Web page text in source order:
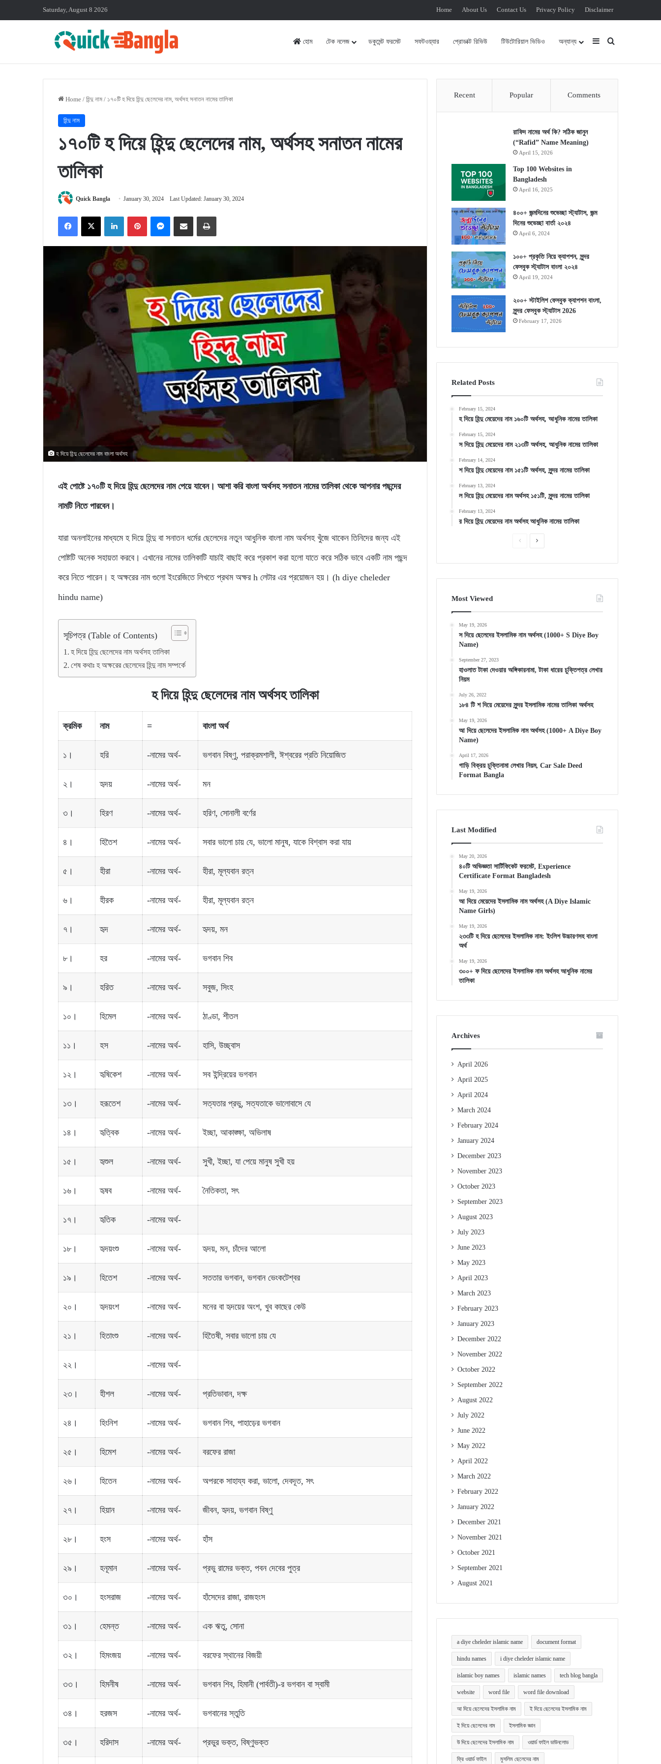
Saturday, August 8 2026 Home About Us Contact Us Privacy Policy Disclaimer
হোম টেক নলেজ ডকুমেন্ট ফরমেট সফটওয়্যার প্রোডাক্ট রিভিউ টিউটোরিয়াল ভিডিও অন্যান্য Sidebar
Home / হিন্দু নাম / ১৭০টি হ দিয়ে হিন্দু ছেলেদের নাম, অর্থসহ সনাতন নামের তালিকা
হিন্দু নাম
১৭০টি হ দিয়ে হিন্দু ছেলেদের নাম, অর্থসহ সনাতন নামের
তালিকা
Quick Bangla January 30, 2024 Last Updated: January 30, 2024
FacebookX LinkedInPinterestMessengerShare via Email Print
হ দিয়ে হিন্দু ছেলেদের নাম বাংলা অর্থসহ
এই পোষ্টে ১৭০টি হ দিয়ে হিন্দু ছেলেদের নাম পেয়ে যাবেন। আশা করি বাংলা অর্থসহ সনাতন নামের তালিকা থেকে আপনার পছন্দের
নামটি নিতে পারবেন।
যারা অনলাইনের মাধ্যমে হ দিয়ে হিন্দু বা সনাতন ধর্মের ছেলেদের নতুন আধুনিক বাংলা নাম অর্থসহ খুঁজে থাকেন তিনিদের জন্য এই
পোষ্টটি অনেক সহায়তা করবে। এখানের নামের তালিকাটি যাচাই বাছাই করে প্রকাশ করা হলো যাতে করে সঠিক ভাবে একটি নাম পছন্দ
করে নিতে পারেন। হ অক্ষরের নাম গুলো ইংরেজিতে লিখতে প্রথম অক্ষর h লেটার এর প্রয়োজন হয়। (h diye cheleder
hindu name)
সূচিপত্র (Table of Contents)
হ দিয়ে হিন্দু ছেলেদের নাম অর্থসহ তালিকা
শেষ কথাঃ হ অক্ষরের ছেলেদের হিন্দু নাম সম্পর্কে
হ দিয়ে হিন্দু ছেলেদের নাম অর্থসহ তালিকা
ক্রমিক নাম = বাংলাঅর্থ
১। হরি -নামের অর্থ- ভগবান বিষ্ণু, পরাক্রমশালী, ঈশ্বরের প্রতি নিয়োজিত
২। হৃদয় -নামের অর্থ- মন
৩। হিরণ -নামের অর্থ- হরিণ, সোনালী বর্ণের
৪। হিতৈশ -নামের অর্থ- সবার ভালো চায় যে, ভালো মানুষ, যাকে বিশ্বাস করা যায়
৫। হীরা -নামের অর্থ- হীরা, মূল্যবান রত্ন
৬। হীরক -নামের অর্থ- হীরা, মূল্যবান রত্ন
৭। হৃদ -নামের অর্থ- হৃদয়, মন
৮। হর -নামের অর্থ- ভগবান শিব
৯। হরিত -নামের অর্থ- সবুজ, সিংহ
১০। হিমেল -নামের অর্থ- ঠাণ্ডা, শীতল
১১। হস -নামের অর্থ- হাসি, উচ্ছ্বাস
১২। হৃষিকেশ -নামের অর্থ- সব ইন্দ্রিয়ের ভগবান
১৩। হরূতেশ -নামের অর্থ- সত্যতার প্রভু, সত্যতাকে ভালোবাসে যে
১৪। হৃত্বিক -নামের অর্থ- ইচ্ছা, আকাঙ্ক্ষা, অভিলাষ
১৫। হৃশুল -নামের অর্থ- সুখী, ইচ্ছা, যা পেয়ে মানুষ সুখী হয়
১৬। হৃষব -নামের অর্থ- নৈতিকতা, সৎ
১৭। হৃতিক -নামের অর্থ-
১৮। হৃদয়ংশু -নামের অর্থ- হৃদয়, মন, চাঁদের আলো
১৯। হিতেশ -নামের অর্থ- সততার ভগবান, ভগবান ভেংকটেশ্বর
২০। হৃদয়ংশ -নামের অর্থ- মনের বা হৃদয়ের অংশ, খুব কাছের কেউ
২১। হিতাংশু -নামের অর্থ- হিতৈষী, সবার ভালো চায় যে
২২। -নামের অর্থ-
২৩। হীশল -নামের অর্থ- প্রতিভাবান, দক্ষ
২৪। হিংনিশ -নামের অর্থ- ভগবান শিব, পাহাড়ের ভগবান
২৫। হিমেশ -নামের অর্থ- বরফের রাজা
২৬। হিতেন -নামের অর্থ- অপরকে সাহায্য করা, ভালো, দেবদূত, সৎ
২৭। হিয়ান -নামের অর্থ- জীবন, হৃদয়, ভগবান বিষ্ণু
২৮। হংস -নামের অর্থ- হাঁস
২৯। হনূমান -নামের অর্থ- প্রভু রামের ভক্ত, পবন দেবের পুত্র
৩০। হংসরাজ -নামের অর্থ- হাঁসেদের রাজা, রাজহংস
৩১। হেমন্ত -নামের অর্থ- এক ঋতু, সোনা
৩২। হিমংজয় -নামের অর্থ- বরফের স্থানের বিজয়ী
৩৩। হিমনীষ -নামের অর্থ- ভগবান শিব, হিমানী (পার্বতী)-র ভগবান বা স্বামী
৩৪। হরজস -নামের অর্থ- ভগবানের স্তুতি
৩৫। হরিদাস -নামের অর্থ- প্রভুর ভক্ত, বিষ্ণুভক্ত
Recent Popular Comments
রাফিদ নামের অর্থ কি? সঠিক জানুন
(“Rafid” Name Meaning)
April 15, 2026
Top 100 Websites in
Bangladesh
April 16, 2025
৪০০+ জন্মদিনের শুভেচ্ছা স্ট্যাটাস, জন্ম
দিনের শুভেচ্ছা বার্তা ২০২৪
April 6, 2024
১০০+ প্রকৃতি নিয়ে ক্যাপশন, সুন্দর
ফেসবুক স্ট্যাটাস বাংলা ২০২৪
April 19, 2024
২০০+ স্টাইলিশ ফেসবুক ক্যাপশন বাংলা,
সুন্দর ফেসবুক স্ট্যাটাস 2026
February 17, 2026
Related Posts
February 15, 2024
হ দিয়ে হিন্দু মেয়েদের নাম ১৬০টি অর্থসহ, আধুনিক নামের তালিকা
February 15, 2024
স দিয়ে হিন্দু মেয়েদের নাম ২১৩টি অর্থসহ, আধুনিক নামের তালিকা
February 14, 2024
শ দিয়ে হিন্দু মেয়েদের নাম ১৫১টি অর্থসহ, সুন্দর নামের তালিকা
February 13, 2024
ল দিয়ে হিন্দু মেয়েদের নাম অর্থসহ ১৫১টি, সুন্দর নামের তালিকা
February 13, 2024
র দিয়ে হিন্দু মেয়েদের নাম অর্থসহ আধুনিক নামের তালিকা
PreviousNext
Most Viewed
May 19, 2026
স দিয়ে ছেলেদের ইসলামিক নাম অর্থসহ (1000+ S Diye Boy
Name)
September 27, 2023
হাওলাত টাকা দেওয়ার অঙ্গিকারনামা, টাকা ধারের চুক্তিপত্র লেখার
নিয়ম
July 26, 2022
১৮৪ টি শ দিয়ে মেয়েদের সুন্দর ইসলামিক নামের তালিকা অর্থসহ
May 19, 2026
আ দিয়ে ছেলেদের ইসলামিক নাম অর্থসহ (1000+ A Diye Boy
Name)
April 17, 2026
গাড়ি বিক্রয় চুক্তিনামা লেখার নিয়ম, Car Sale Deed
Format Bangla
Last Modified
May 20, 2026
৪০টি অভিজ্ঞতা সার্টিফিকেট ফরমেট, Experience
Certificate Format Bangladesh
May 19, 2026
আ দিয়ে মেয়েদের ইসলামিক নাম অর্থসহ (A Diye Islamic
Name Girls)
May 19, 2026
২৩৩টি হ দিয়ে ছেলেদের ইসলামিক নাম: ইংলিশ উচ্চারণসহ বাংলা
অর্থ
May 19, 2026
৩০০+ ফ দিয়ে ছেলেদের ইসলামিক নাম অর্থসহ আধুনিক নামের
তালিকা
Archives
April 2026
April 2025
April 2024
March 2024
February 2024
January 2024
December 2023
November 2023
October 2023
September 2023
August 2023
July 2023
June 2023
May 2023
April 2023
March 2023
February 2023
January 2023
December 2022
November 2022
October 2022
September 2022
August 2022
July 2022
June 2022
May 2022
April 2022
March 2022
February 2022
January 2022
December 2021
November 2021
October 2021
September 2021
August 2021
a diye cheleder islamic name document format
hindu names i diye cheleder islamic name
islamic boy names islamic names tech blog bangla
website word file word file download
আ দিয়ে ছেলেদের ইসলামিক নাম ই দিয়ে ছেলেদের ইসলামিক নাম
ই দিয়ে ছেলেদের নাম ইসলামিক জ্ঞান
উ দিয়ে ছেলেদের ইসলামিক নাম ওয়ার্ড ফাইল ডাউনলোড
ফ্রি ওয়ার্ড ফাইল মুসলিম ছেলেদের নাম